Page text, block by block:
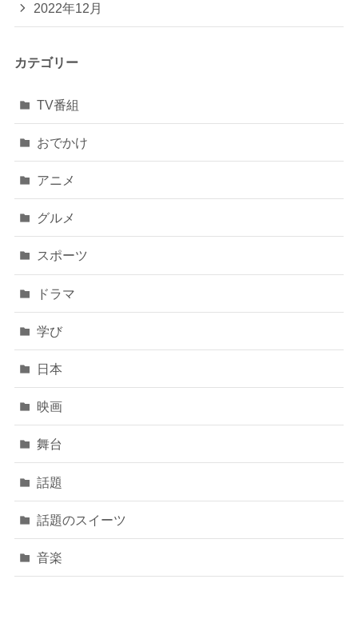
2022年12月
カテゴリー
TV番組
おでかけ
アニメ
グルメ
スポーツ
ドラマ
学び
日本
映画
舞台
話題
話題のスイーツ
音楽